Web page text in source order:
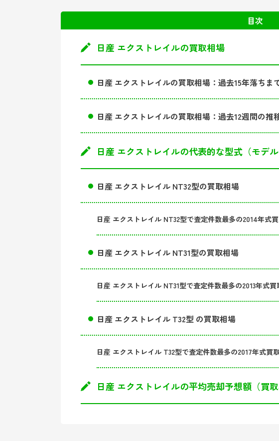
目次
日産 エクストレイルの買取相場
日産 エクストレイルの買取相場：過去15年落ちま
日産 エクストレイルの買取相場：過去12週間の推
日産 エクストレイルの代表的な型式（モデ
日産 エクストレイル NT32型の買取相場
日産 エクストレイル NT32型で査定件数最多の2014年式
日産 エクストレイル NT31型の買取相場
日産 エクストレイル NT31型で査定件数最多の2013年式
日産 エクストレイル T32型 の買取相場
日産 エクストレイル T32型で査定件数最多の2017年式買
日産 エクストレイルの平均売却予想額（買